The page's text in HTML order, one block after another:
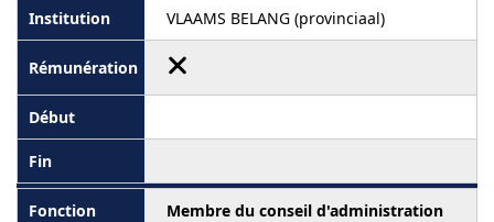
VLAAMS BELANG (provinciaal)
Membre du conseil d'administration